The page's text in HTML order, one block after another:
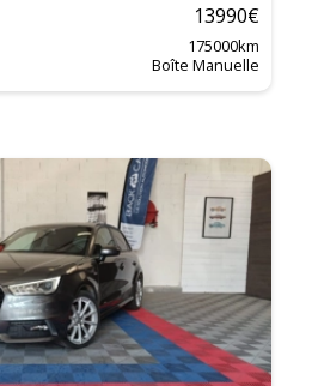
13990€
175000km
Boîte Manuelle